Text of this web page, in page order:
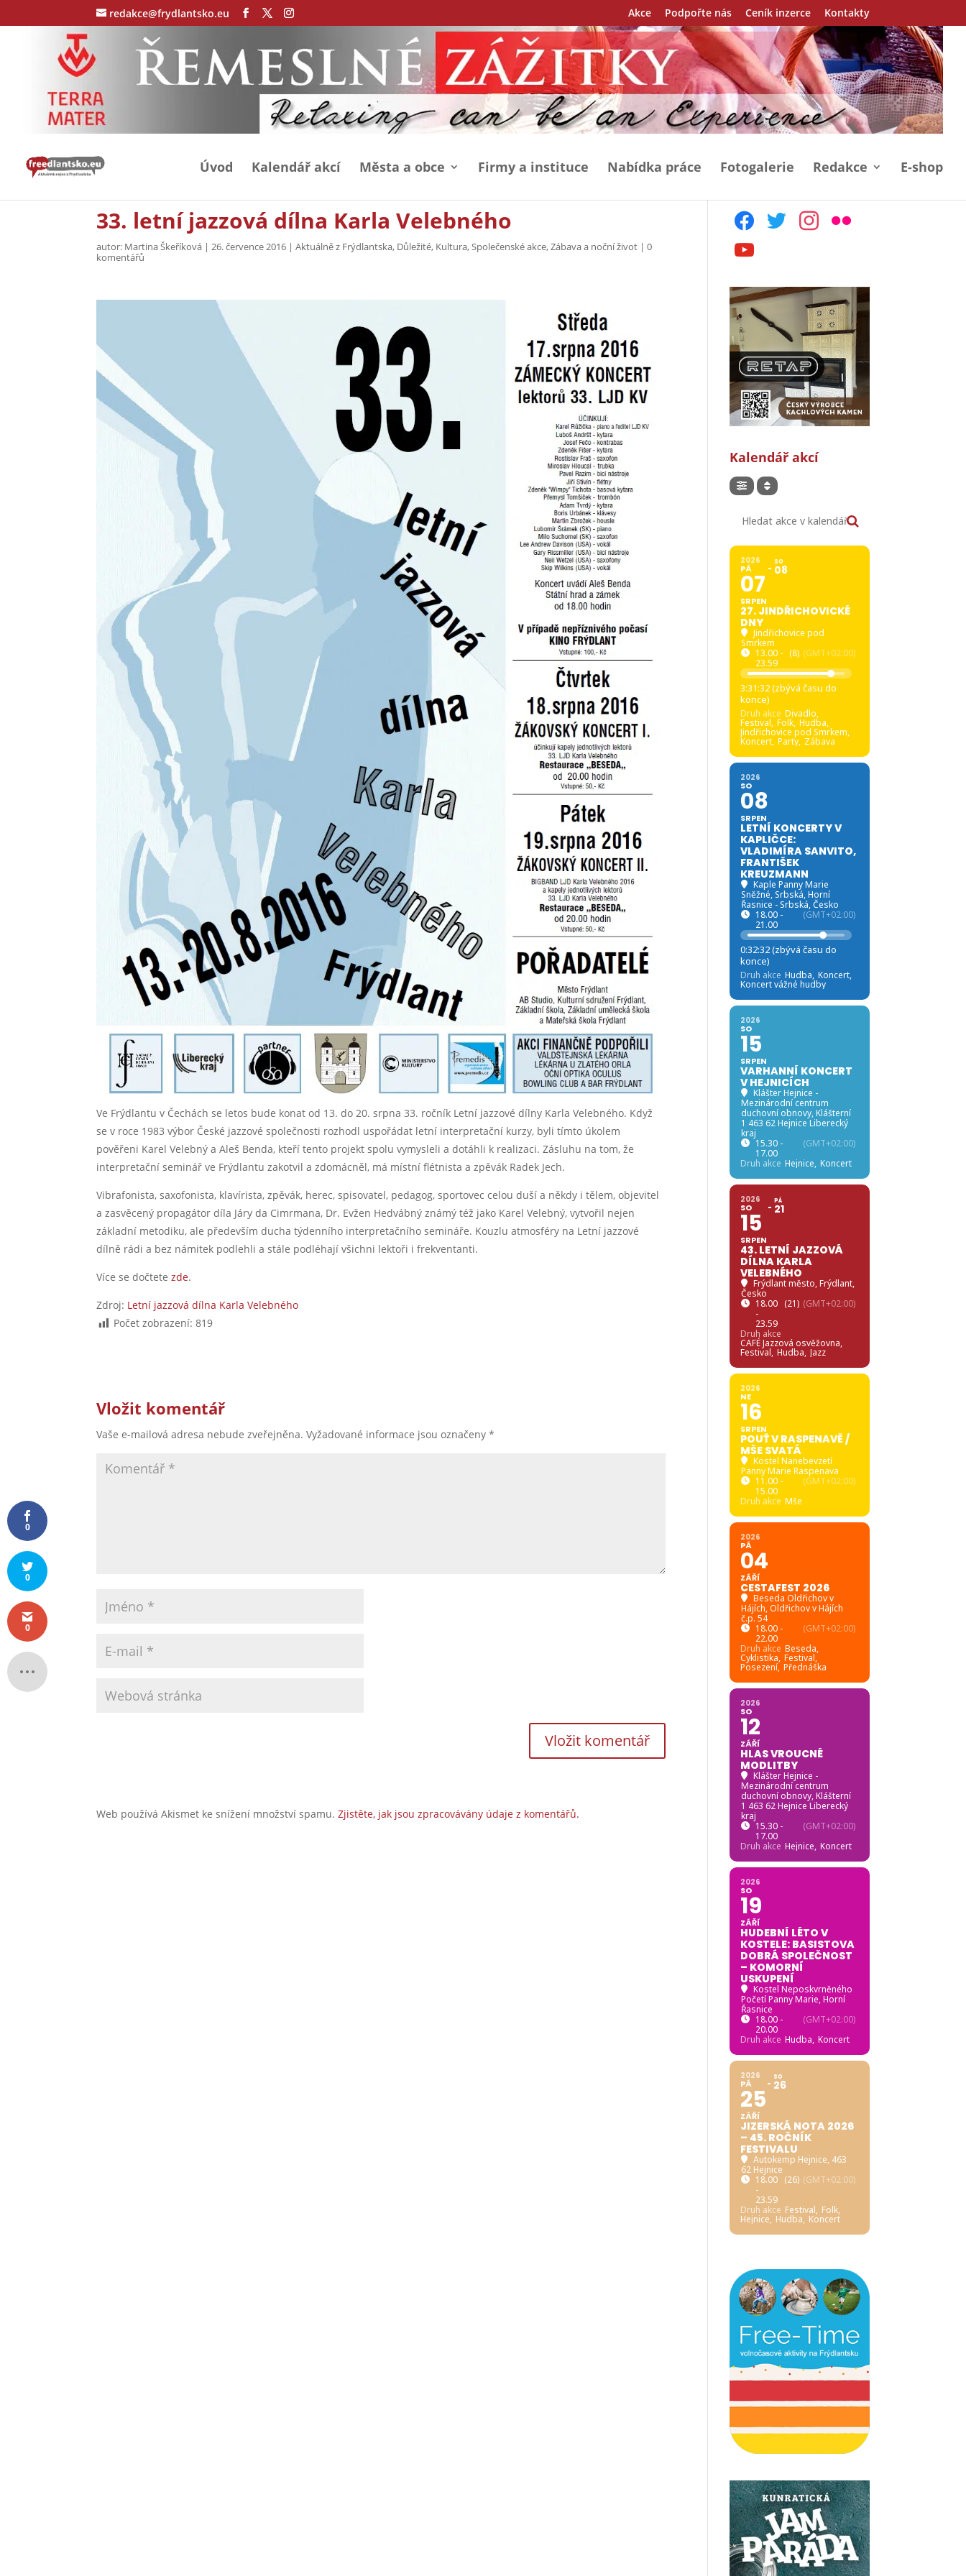
redakce@frydlantsko.eu Akce Podpořte nás Ceník inzerce Kontakty
Úvod Kalendář akcí Města a obce Firmy a instituce Nabídka práce Fotogalerie Redakce E-shop
33. letní jazzová dílna Karla Velebného
autor: Martina Škeříková |26. července 2016 |Aktuálně z Frýdlantska, Důležité, Kultura,Společenské akce,Zábava a noční život |0
komentářů
Ve Frýdlantu v Čechách se letos bude konat od 13. do 20. srpna 33. ročník Letní jazzové dílny Karla Velebného. Když
se v roce 1983 výbor České jazzové společnosti rozhodl uspořádat letní interpretační kurzy, byli tímto úkolem
pověřeni Karel Velebný a Aleš Benda, kteří tento projekt spolu vymysleli a dotáhli k realizaci. Zásluhu na tom, že
interpretační seminář ve Frýdlantu zakotvil a zdomácněl, má místní flétnista a zpěvák Radek Jech.
Vibrafonista, saxofonista, klavírista, zpěvák, herec, spisovatel, pedagog, sportovec celou duší a někdy i tělem, objevitel
a zasvěcený propagátor díla Járy da Cimrmana, Dr. Evžen Hedvábný známý též jako Karel Velebný, vytvořil nejen
základní metodiku, ale především ducha týdenního interpretačního semináře. Kouzlu atmosféry na Letní jazzové
dílně rádi a bez námitek podlehli a stále podléhají všichni lektoři i frekventanti.
Více se dočtetezde.
Zdroj: Letní jazzová dílna Karla Velebného
Počet zobrazení: 819
Vložit komentář
Vaše e-mailová adresa nebude zveřejněna. Vyžadované informace jsou označeny*
Web používá Akismet ke snížení množství spamu.Zjistěte, jak jsou zpracovávány údaje z komentářů.
facebooktwitter instagram
flickr
youtube
Kalendář akcí
2026
PÁ
07
SRPEN
SO
08
27. JINDŘICHOVICKÉ
DNY
Jindřichovice pod
Smrkem
13.00 -
23.59
(8) (GMT+02:00)
3:31:31 (zbývá času do
konce)
Druh akce Divadlo,
Festival, Folk, Hudba,
Jindřichovice pod Smrkem,
Koncert, Party, Zábava
2026
SO
08
SRPEN
LETNÍ KONCERTY V
KAPLIČCE:
VLADIMÍRA SANVITO,
FRANTIŠEK
KREUZMANN
Kaple Panny Marie
Sněžné, Srbská, Horní
Řasnice - Srbská, Česko
18.00 -
21.00
(GMT+02:00)
0:32:31 (zbývá času do
konce)
Druh akce Hudba, Koncert,
Koncert vážné hudby
2026
SO
15
SRPEN
VARHANNÍ KONCERT
V HEJNICÍCH
Klášter Hejnice -
Mezinárodní centrum
duchovní obnovy, Klášterní
1 463 62 Hejnice Liberecký
kraj
15.30 -
17.00
(GMT+02:00)
Druh akce Hejnice, Koncert
2026
SO
15
SRPEN
PÁ
21
43. LETNÍ JAZZOVÁ
DÍLNA KARLA
VELEBNÉHO
Frýdlant město, Frýdlant,
Česko
18.00
-
23.59
(21) (GMT+02:00)
Druh akce
CAFÉ Jazzová osvěžovna,
Festival, Hudba, Jazz
2026
NE
16
SRPEN
POUŤ V RASPENAVĚ /
MŠE SVATÁ
Kostel Nanebevzetí
Panny Marie Raspenava
11.00 -
15.00
(GMT+02:00)
Druh akce Mše
2026
PÁ
04
ZÁŘÍ
CESTAFEST 2026
Beseda Oldřichov v
Hájích, Oldřichov v Hájích
č.p. 54
18.00 -
22.00
(GMT+02:00)
Druh akce Beseda,
Cyklistika, Festival,
Posezení, Přednáška
2026
SO
12
ZÁŘÍ
HLAS VROUCNÉ
MODLITBY
Klášter Hejnice -
Mezinárodní centrum
duchovní obnovy, Klášterní
1 463 62 Hejnice Liberecký
kraj
15.30 -
17.00
(GMT+02:00)
Druh akce Hejnice, Koncert
2026
SO
19
ZÁŘÍ
HUDEBNÍ LÉTO V
KOSTELE: BASISTOVA
DOBRÁ SPOLEČNOST
– KOMORNÍ
USKUPENÍ
Kostel Neposkvrněného
Početí Panny Marie, Horní
Řasnice
18.00 -
20.00
(GMT+02:00)
Druh akce Hudba, Koncert
2026
PÁ
25
ZÁŘÍ
SO
26
JIZERSKÁ NOTA 2026
– 45. ROČNÍK
FESTIVALU
Autokemp Hejnice, 463
62 Hejnice
18.00
-
23.59
(26) (GMT+02:00)
Druh akce Festival, Folk,
Hejnice, Hudba, Koncert
0
0
0